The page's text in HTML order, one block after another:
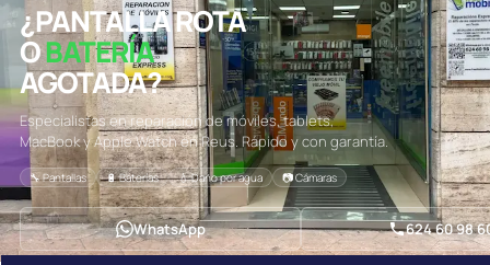
¿PANTALLA ROTA
OBATERÍA
AGOTADA?
Especialistas en reparación de móviles, tablets,
MacBook y Apple Watch en Reus. Rápido y con garantía.
🔧 Pantallas 🔋 Baterías 💧 Daño por agua 📷 Cámaras
WhatsApp 624 60 98